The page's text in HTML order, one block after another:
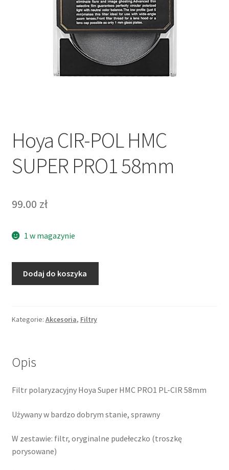
Hoya CIR-POL HMC
SUPER PRO1 58mm
99.00 zł
1 w magazynie
HMC
58mm
Dodaj do koszyka
Kategorie: Akcesoria, Filtry
Opis
Filtr polaryzacyjny Hoya Super HMC PRO1 PL-CIR 58mm
Używany w bardzo dobrym stanie, sprawny
W zestawie: filtr, oryginalne pudełeczko (troszkę
porysowane)